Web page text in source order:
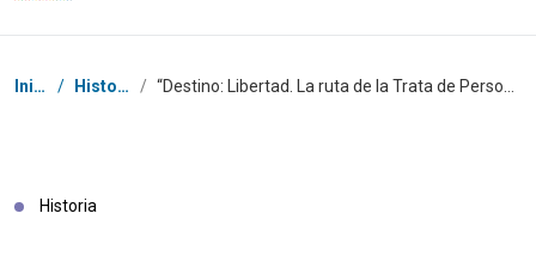
Coordenadas dentro de la ruta de navegación
Inicio / Historias /
Historia